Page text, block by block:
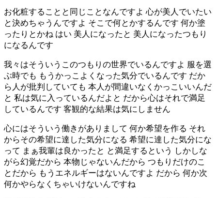
お化粧することと同じことなんですよ 心が美人でいたい
と決めちゃうんですよ そこで何とかするんです 何か塗
ったりとかね はい 美人になったと 美人になったつもり
になるんです
我々はそういうこのつもりの世界でいるんですよ 服を選
ぶ時でも もうかっこよくなった気分でいるんです だか
ら人が批判していても 本人が間違いなくかっこいいんだ
と 私は気に入っているんだよと だから心はそれで満足
しているんです 客観的な結果は気にしません
心にはそういう働きがありまして 何か希望を作る それ
からその希望に達した気分になる 希望に達した気分にな
って まぁ我輩は良かったと と満足するという しかしな
がら幻覚だから 本物じゃないんだから つもりだけのこ
とだから もうエネルギーはないんですよ だから 何か次
何かやらなくちゃいけないんですね